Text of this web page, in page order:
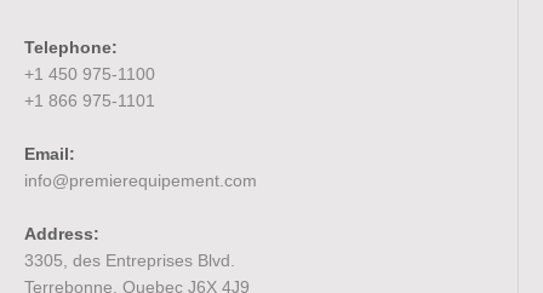
Telephone:
+1 450 975-1100
+1 866 975-1101
Email:
info@premierequipement.com
Address:
3305, des Entreprises Blvd.
Terrebonne, Quebec J6X 4J9